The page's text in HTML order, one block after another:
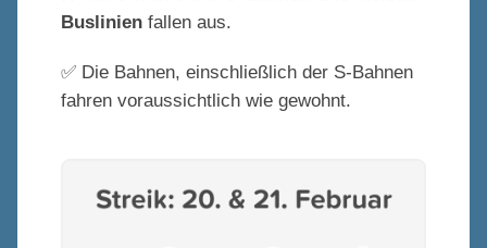
Buslinien fallen aus.
✅ Die Bahnen, einschließlich der S-Bahnen
fahren voraussichtlich wie gewohnt.